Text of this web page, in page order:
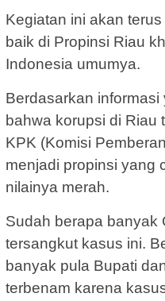
Kegiatan ini akan
baik di Propinsi Riau
Indonesia umumya.
Berdasarkan
bahwa korupsi di Riau
KPK (Komisi
menjadi propinsi yang
nilainya merah.
Sudah berapa banyak
tersangkut kasus ini.
banyak pula Bupati
terbenam karena